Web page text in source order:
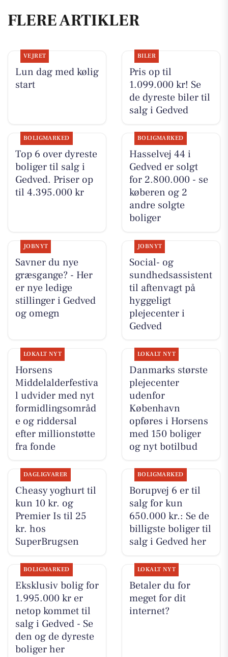
FLERE ARTIKLER
VEJRET
Lun dag med kølig
start
BILER
Pris op til
1.099.000 kr! Se
de dyreste biler til
salg i Gedved
BOLIGMARKED
Top 6 over dyreste
boliger til salg i
Gedved. Priser op
til 4.395.000 kr
BOLIGMARKED
Hasselvej 44 i
Gedved er solgt
for 2.800.000 - se
køberen og 2
andre solgte
boliger
JOBNYT
Savner du nye
græsgange? - Her
er nye ledige
stillinger i Gedved
og omegn
JOBNYT
Social- og
sundhedsassistent
til aftenvagt på
hyggeligt
plejecenter i
Gedved
LOKALT NYT
Horsens
Middelalderfestiva
l udvider med nyt
formidlingsområd
e og riddersal
efter millionstøtte
fra fonde
LOKALT NYT
Danmarks største
plejecenter
udenfor
København
opføres i Horsens
med 150 boliger
og nyt botilbud
DAGLIGVARER
Cheasy yoghurt til
kun 10 kr. og
Premier Is til 25
kr. hos
SuperBrugsen
BOLIGMARKED
Borupvej 6 er til
salg for kun
650.000 kr.: Se de
billigste boliger til
salg i Gedved her
BOLIGMARKED
Eksklusiv bolig for
1.995.000 kr er
netop kommet til
salg i Gedved - Se
den og de dyreste
boliger her
LOKALT NYT
Betaler du for
meget for dit
internet?